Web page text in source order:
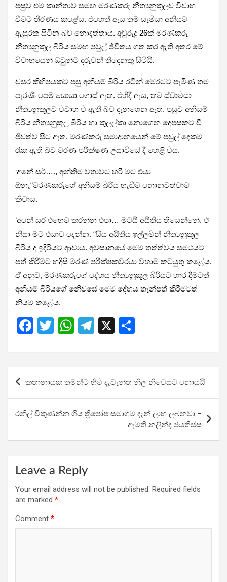
පසුව එම කාන්තාව සමඟ මරණකරු නීත්‍යනුකූලව විවාහ
වීමට තීරණය කළේය. එහෙත් ඇය තම සැමියා අනියම්
ඇසුරක සිටින බව නොදත්තාය. අවුරුදු 26ක් මරණකරු
නීත්‍යනුකූල බිරිය සමඟ පවුල් ජීවිතය ගත කර ඇති අතර මේ
විවාහයෙන් ඔවුන්ට දරුවන් තිදෙනකු සිටියි.
වසර කිහිපයකට පසු අනියම් බිරිය රටින් මෙරටට පැමිණ තම
පැරණි පෙම සොයා ගොස් ඇත. එහිදී ඇය, තම ස්වාමියා
නීත්‍යනුකූලව විවාහ වී ඇති බව දැනගෙන ඇත. පසුව අනියම්
බිරිය නීත්‍යනුකූල බිරිය හා කුලල්කා නොගෙන දෙපසකට වී
ජීවත්ව සිට ඇත. මරණකරු සමාදානයෙන් මේ පවුල් දෙකම
රැක ඇති බව මරණ පරීක්ෂණ උසාවියේ දී හෙළි විය.
‘අනේ සර්…., අන්තිම වතාවට හරි මට එයා
ඕනෑ“මරණකරුගේ අනියම් බිරිය හැඬීම නොනවත්වාම
කීවාය.
‘අනේ සර් එහෙම කරන්න එපා… මටයි අයිතිය තියෙන්නේ. ඒ
නිසා මට එයාව දෙන්න. “සිය අයිතිය ඉල්ලමින් නිත්‍යනුකූල
බිරිය ද ඉදිරියට ආවාය. අවසානයේ මෙම තත්ත්වය සමථයට
පත් කිරීමට හදිසි මරණ පරීක්ෂකවරයා වහාම කටයුතු කළේය.
ඒ අනුව, මරණකරුගේ දේහය නීත්‍යනුකූල බිරියට භාර දීමටත්
අනියම් බිරියගේ නි‍ෙවසේ මෙම දේහය තැන්පත් කිරීමටත්
නියම කළේය.
F
ce
o
o
k
T
tt
W
at
s
A
p
p
T
e
gr
a
m
X
ar
e
කතානායක තමන්ට හිමි දැවැන්ත නිල නිවෙසට නොයයි
රනිල් විකුණන්න ගිය ත්‍රිපෝෂ සමාගම දැන් ලාභ ලබනවා –
ඇමති නලින්ද ජයතිස්ස
Leave a Reply
Your email address will not be published. Required fields
are marked *
Comment *